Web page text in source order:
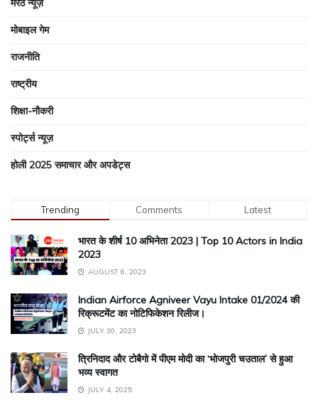
मोबाइल गेम
राजनीति
राष्ट्रीय
शिक्षा-नौकरी
स्पोर्ट्स न्यूज़
होली 2025 समाचार और अपडेट्स
Trending Comments Latest
भारत के शीर्ष 10 अभिनेता 2023 | Top 10 Actors in India
2023
AUGUST 6, 2023
Indian Airforce Agniveer Vayu Intake 01/2024 की
रिक्रूटमेंट का नोटिफिकेशन रिलीज।
JULY 30, 2023
त्रिनिदाद और टोबैगो में पीएम मोदी का ‘भोजपुरी चउताल’ से हुआ
भव्य स्वागत
JULY 4, 2025